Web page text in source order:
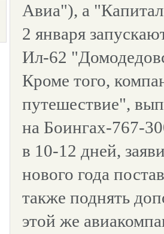
Авиа"), а
2 января
Ил-62
Кроме того,
путешествие",
на Боингах-767-
в 10-12 дней,
нового года
также поднять
этой же